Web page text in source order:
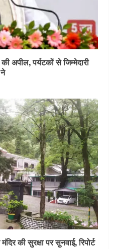
अपील, पर्यटकों से जिम्मेदारी
की सुरक्षा पर सुनवाई, रिपोर्ट